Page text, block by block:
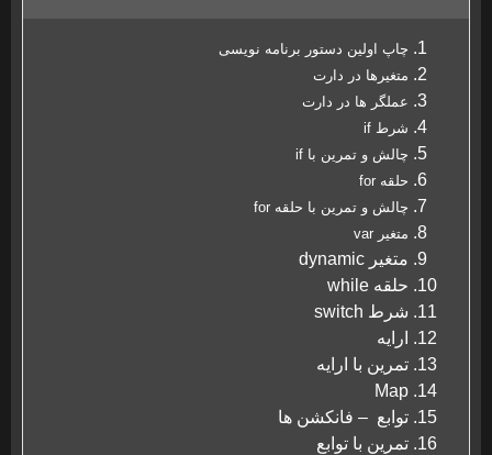
چاپ اولین دستور برنامه نویسی
متغیرها در دارت
عملگر ها در دارت
شرط if
چالش و تمرین با if
حلقه for
چالش و تمرین با حلقه for
متغیر var
متغیر dynamic
حلقه while
شرط switch
ارایه
تمرین با ارایه
Map
توابع – فانکشن ها
تمرین با توابع